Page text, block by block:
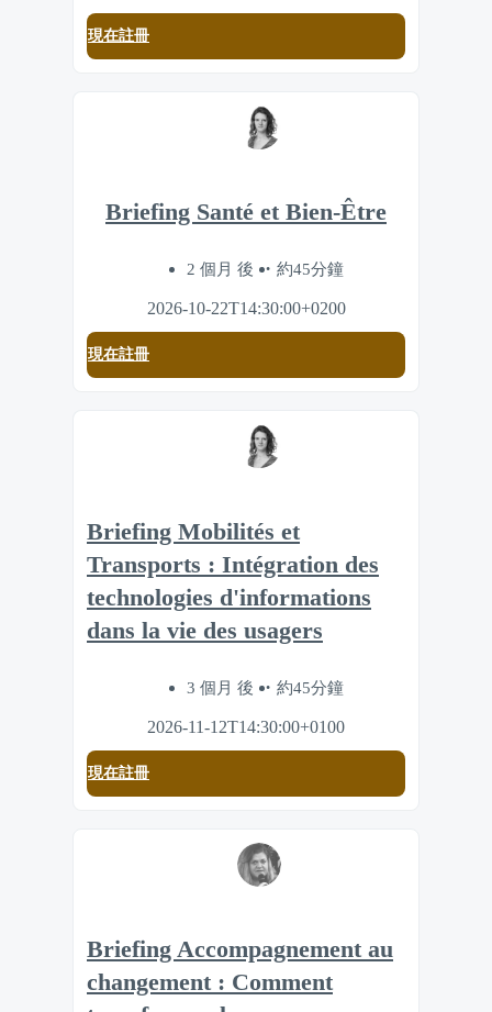
現在註冊
Briefing Santé et Bien-Être
2 個月 後 約45分鐘
2026-10-22T14:30:00+0200
現在註冊
Briefing Mobilités et
Transports : Intégration des
technologies d'informations
dans la vie des usagers
3 個月 後 約45分鐘
2026-11-12T14:30:00+0100
現在註冊
Briefing Accompagnement au
changement : Comment